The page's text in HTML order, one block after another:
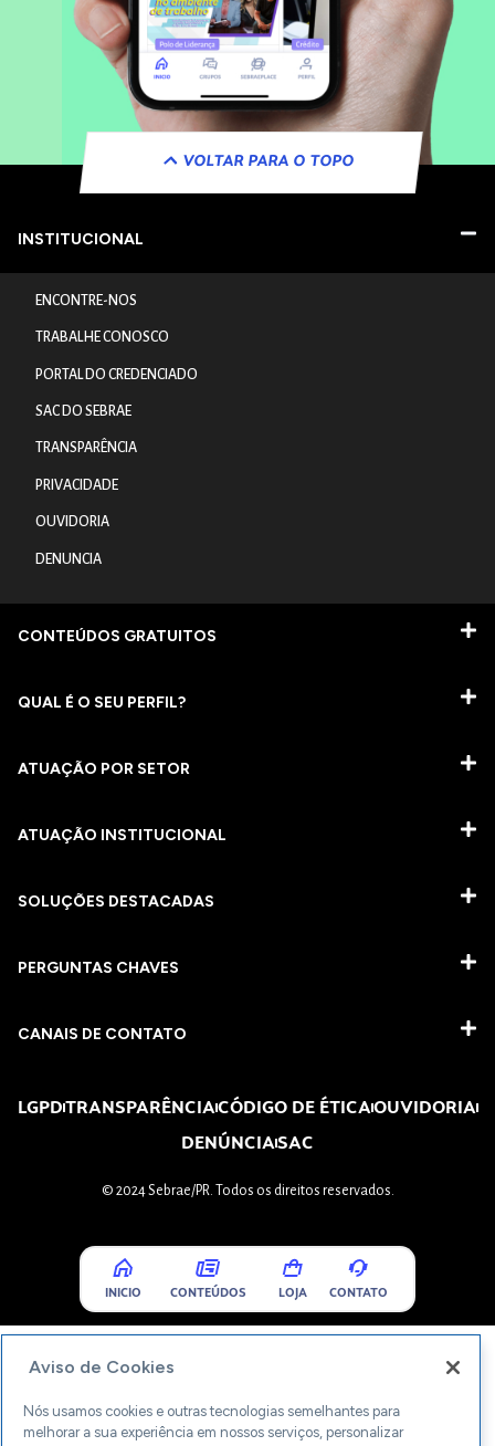
VOLTAR PARA O TOPO
INSTITUCIONAL
ENCONTRE-NOS
TRABALHE CONOSCO
PORTAL DO CREDENCIADO
SAC DO SEBRAE
TRANSPARÊNCIA
PRIVACIDADE
OUVIDORIA
DENUNCIA
CONTEÚDOS GRATUITOS
QUAL É O SEU PERFIL?
ATUAÇÃO POR SETOR
ATUAÇÃO INSTITUCIONAL
SOLUÇÕES DESTACADAS
PERGUNTAS CHAVES​
CANAIS DE CONTATO
LGPDTRANSPARÊNCIACÓDIGO DE ÉTICAOUVIDORIA
DENÚNCIASAC
© 2024 Sebrae/PR. Todos os direitos reservados.
INICIO CONTEÚDOS LOJA CONTATO
Aviso de Cookies
Nós usamos cookies e outras tecnologias semelhantes para
melhorar a sua experiência em nossos serviços, personalizar